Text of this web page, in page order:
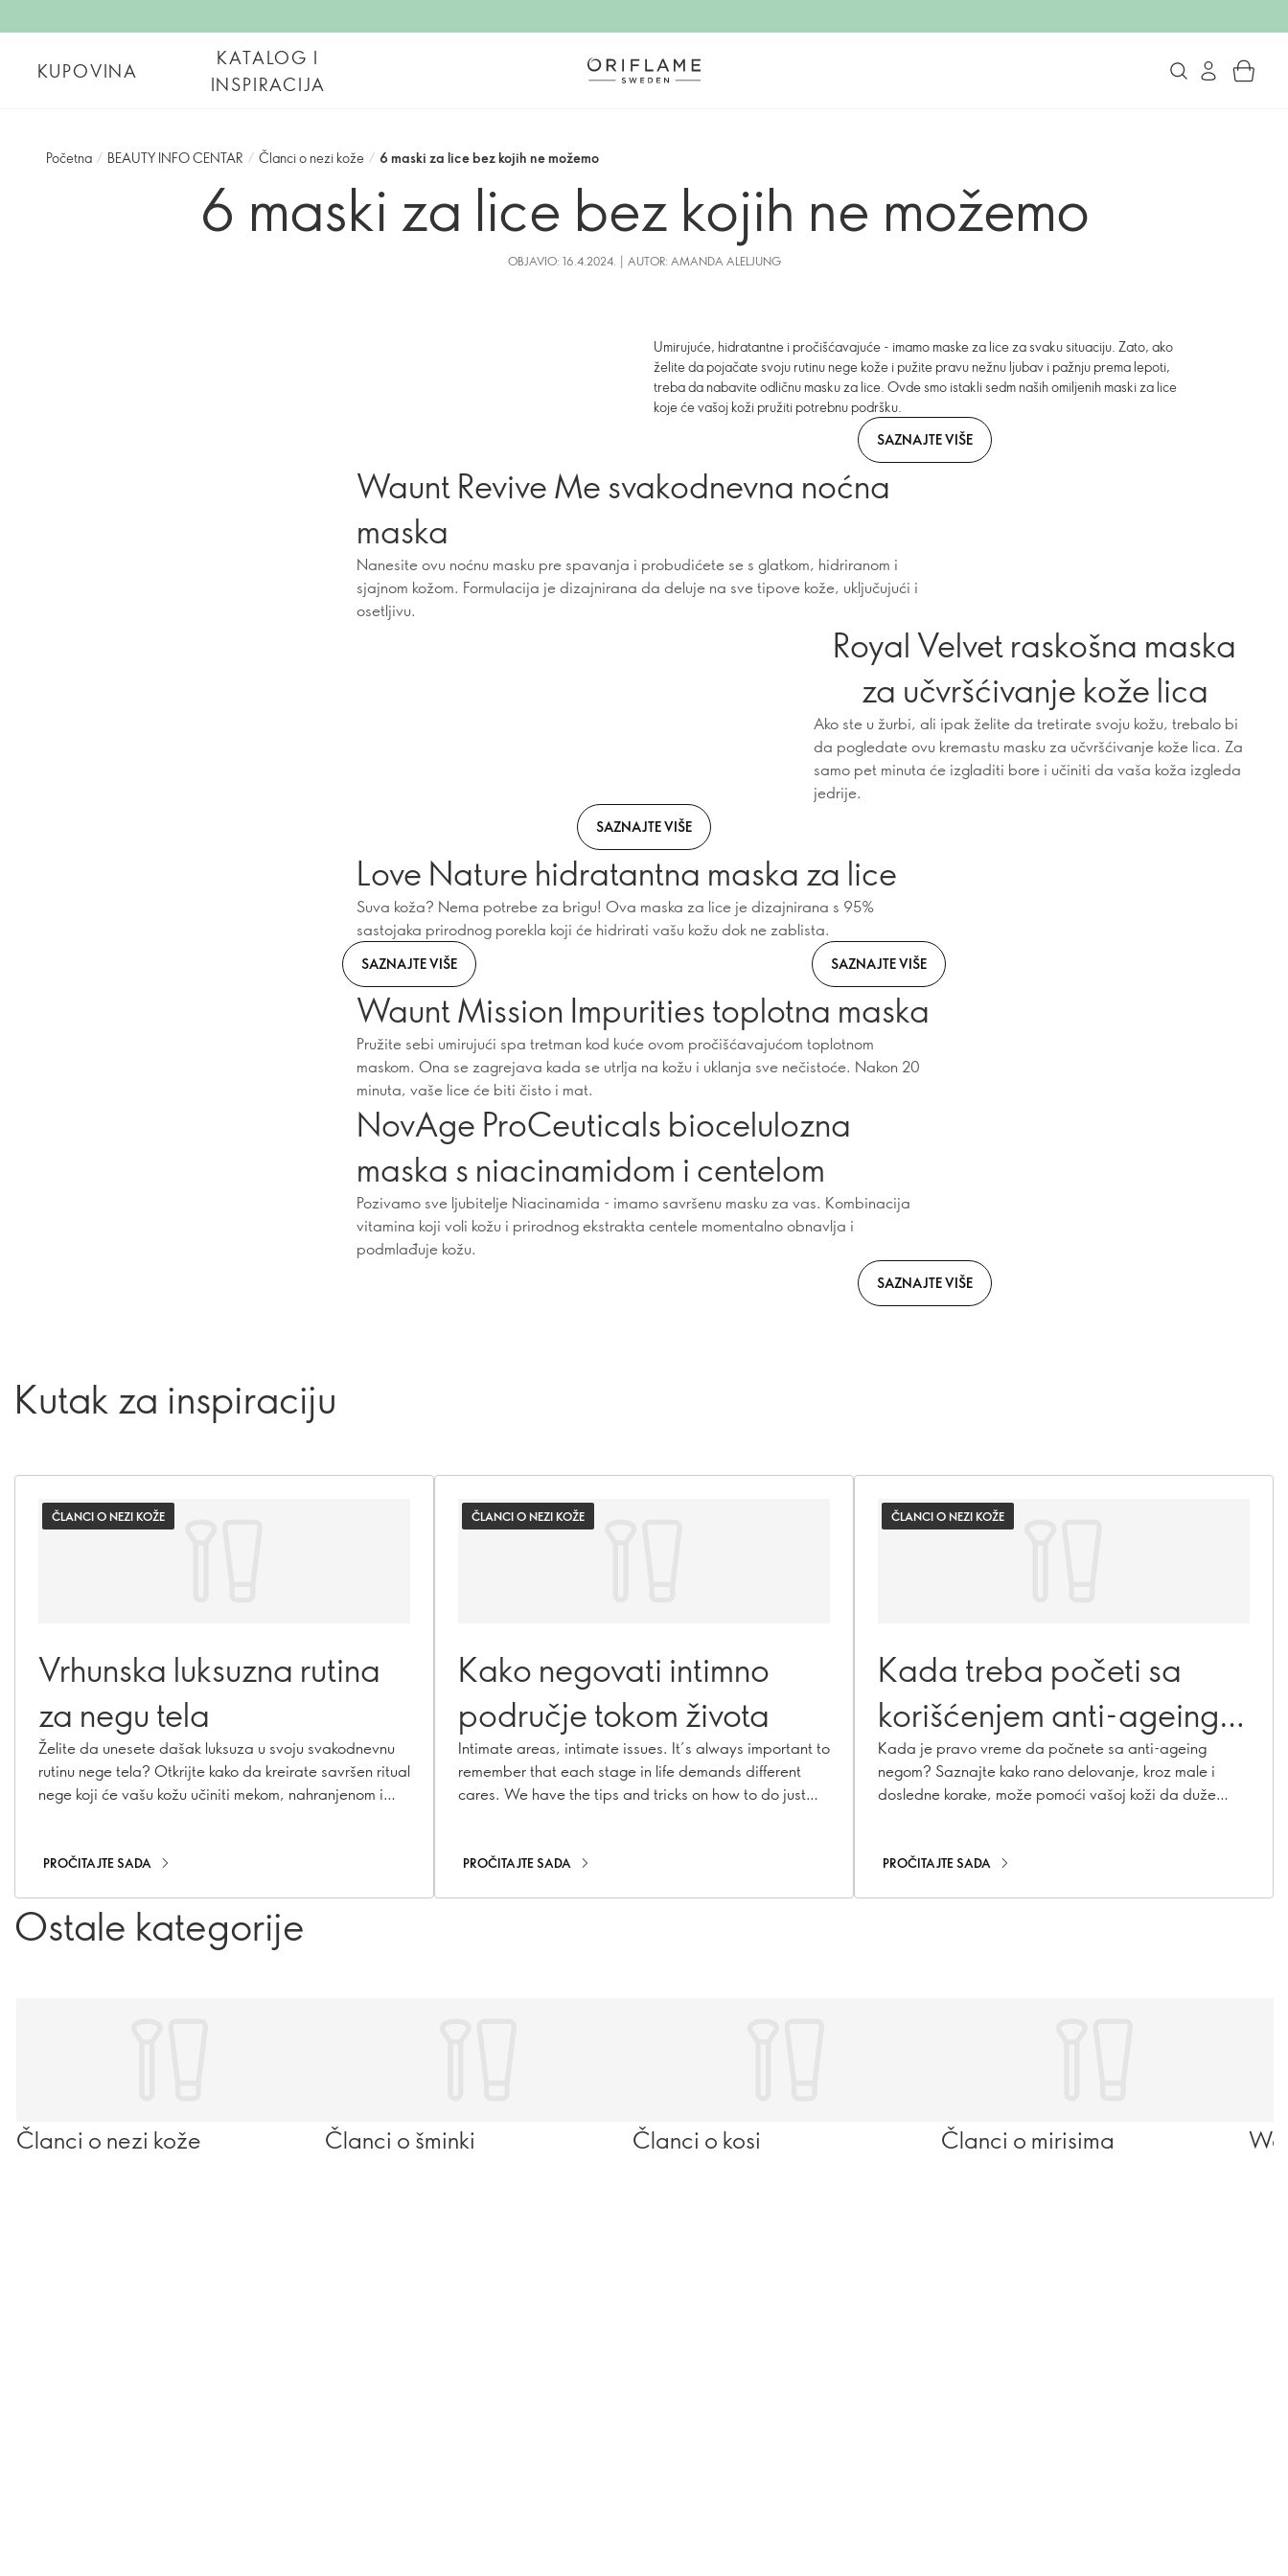
KUPOVINA
KATALOG I
INSPIRACIJA
Početna / BEAUTY INFO CENTAR / Članci o nezi kože / 6 maski za lice bez kojih ne možemo
6 maski za lice bez kojih ne možemo
OBJAVIO: 16.4.2024. | AUTOR: AMANDA ALELJUNG
Umirujuće, hidratantne i pročišćavajuće - imamo maske za lice za svaku situaciju. Zato, ako
želite da pojačate svoju rutinu nege kože i pužite pravu nežnu ljubav i pažnju prema lepoti,
treba da nabavite odličnu masku za lice. Ovde smo istakli sedm naših omiljenih maski za lice
koje će vašoj koži pružiti potrebnu podršku.
SAZNAJTE VIŠE
Waunt Revive Me svakodnevna noćna
maska
Nanesite ovu noćnu masku pre spavanja i probudićete se s glatkom, hidriranom i
sjajnom kožom. Formulacija je dizajnirana da deluje na sve tipove kože, uključujući i
osetljivu.
Royal Velvet raskošna maska
za učvršćivanje kože lica
Ako ste u žurbi, ali ipak želite da tretirate svoju kožu, trebalo bi
da pogledate ovu kremastu masku za učvršćivanje kože lica. Za
samo pet minuta će izgladiti bore i učiniti da vaša koža izgleda
jedrije.
SAZNAJTE VIŠE
Love Nature hidratantna maska za lice
Suva koža? Nema potrebe za brigu! Ova maska za lice je dizajnirana s 95%
sastojaka prirodnog porekla koji će hidrirati vašu kožu dok ne zablista.
SAZNAJTE VIŠE SAZNAJTE VIŠE
Waunt Mission Impurities toplotna maska
Pružite sebi umirujući spa tretman kod kuće ovom pročišćavajućom toplotnom
maskom. Ona se zagrejava kada se utrlja na kožu i uklanja sve nečistoće. Nakon 20
minuta, vaše lice će biti čisto i mat.
NovAge ProCeuticals biocelulozna
maska s niacinamidom i centelom
Pozivamo sve ljubitelje Niacinamida - imamo savršenu masku za vas. Kombinacija
vitamina koji voli kožu i prirodnog ekstrakta centele momentalno obnavlja i
podmlađuje kožu.
SAZNAJTE VIŠE
Kutak za inspiraciju
ČLANCI O NEZI KOŽE
Vrhunska luksuzna rutina
za negu tela
Želite da unesete dašak luksuza u svoju svakodnevnu
rutinu nege tela? Otkrijte kako da kreirate savršen ritual
nege koji će vašu kožu učiniti mekom, nahranjenom i
pravi trenutak opuštanja i uživanja.
PROČITAJTE SADA
ČLANCI O NEZI KOŽE
Kako negovati intimno
područje tokom života
Intimate areas, intimate issues. It’s always important to
remember that each stage in life demands different
cares. We have the tips and tricks on how to do just
PROČITAJTE SADA
ČLANCI O NEZI KOŽE
Kada treba početi sa
korišćenjem anti-ageing
proizvode za negu kože?
Kada je pravo vreme da počnete sa anti-ageing
negom? Saznajte kako rano delovanje, kroz male i
dosledne korake, može pomoći vašoj koži da duže
PROČITAJTE SADA
Ostale kategorije
Članci o nezi kože Članci o šminki Članci o kosi Članci o mirisima